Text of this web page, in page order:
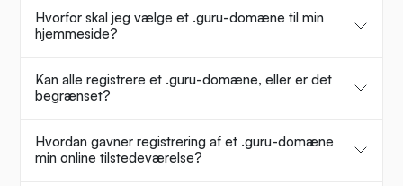
Hvorfor skal jeg vælge et .guru-domæne til min
hjemmeside?
Kan alle registrere et .guru-domæne, eller er det
begrænset?
Hvordan gavner registrering af et .guru-domæne
min online tilstedeværelse?